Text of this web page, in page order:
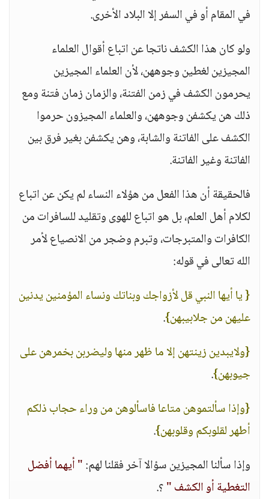
في المقام أو في السفر إلا البلاد الأخرى.
ولو كان هذا الكشف ناتجا عن اتباع أقوال العلماء
المجيزين لغطين وجوههن، لأن العلماء المجيزين
يحرمون الكشف في زمن الفتنة، والزمان زمان فتنة ومع
ذلك هن يكشفن وجوههن، والعلماء المجيزون حرموا
الكشف على الفاتنة والشابة، وهن يكشفن بغير فرق بين
الفاتنة وغير الفاتنة.
فالحقيقة أن هذا الفعل من هؤلاء النساء لم يكن عن اتباع
لكلام أهل العلم، بل هو اتباع للهوى وتقليد للسافرات من
الكافرات والمتبرجات، وتبرم وضجر من الانصياع لأمر
الله تعالى في قوله:
{ يا أيها النبي قل لأزواجك وبناتك ونساء المؤمنين يدنين
عليهن من جلابيبهن}.
{ولايبدين زينتهن إلا ما ظهر منها وليضربن بخمرهن على
جيوبهن}.
{وإذا سألتموهن متاعا فاسألوهن من وراء حجاب ذلكم
أطهر لقلوبكم وقلوبهن}.
وإذا سألنا المجيزين سؤالا آخر فقلنا لهم:" أيهما أفضل
التغطية أو الكشف "؟.